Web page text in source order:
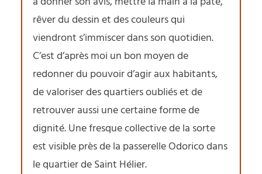
rêver du dessin et des couleurs qui
viendront s’immiscer dans son quotidien.
C’est d’après moi un bon moyen de
redonner du pouvoir d’agir aux habitants,
de valoriser des quartiers oubliés et de
retrouver aussi une certaine forme de
dignité. Une fresque collective de la sorte
est visible près de la passerelle Odorico dans
le quartier de Saint Hélier.